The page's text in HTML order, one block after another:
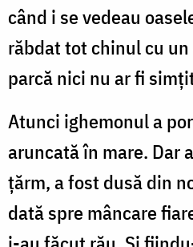
când i se vedeau
răbdat tot chinul cu
parcă nici nu ar fi
Atunci ighemonul a
aruncată în mare. Dar
țărm, a fost dusă din
dată spre mâncare